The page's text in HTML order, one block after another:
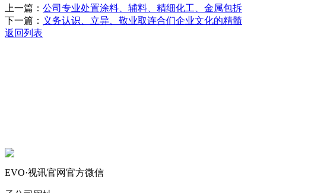
上一篇： 公司专业处置涂料、辅料、精细化工、金属包拆
下一篇： 义务认识、立异、敬业取连合们企业文化的精髓
返回列表
EVO·视讯官网官方微信